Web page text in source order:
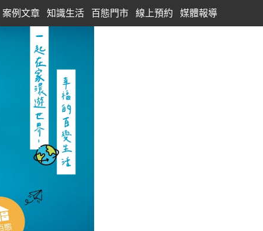
案例文章 知識生活 百態門市 線上預約 媒體報導